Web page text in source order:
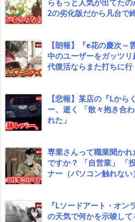
らもっと人気が出てた
2の劣化版だから凡台で
【朗報】『e花の慶次
中のユーザーをガッツ
代復活ならまた打ちに行
【悲報】某店の『Lか
ー、逝く 「散々抱き合
れた」
専業さんって職業聞か
ですか？ 「自営業」 「
ナー（パソコン触れない
『Lソードアート・オ
の天気で何かを示唆し